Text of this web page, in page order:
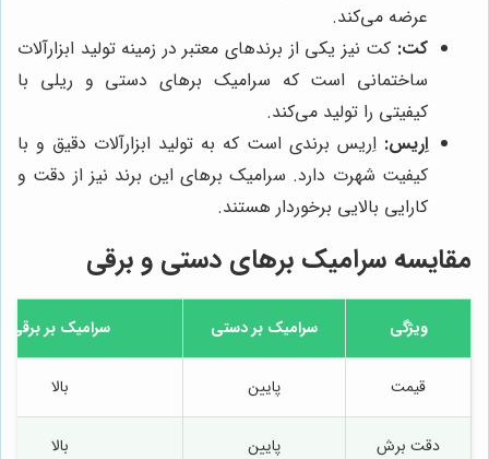
عرضه می‌کند.
کت: کت نیز یکی از برندهای معتبر در زمینه تولید ابزارآلات
ساختمانی است که سرامیک برهای دستی و ریلی با
کیفیتی را تولید می‌کند.
اِریس: اِریس برندی است که به تولید ابزارآلات دقیق و با
کیفیت شهرت دارد. سرامیک برهای این برند نیز از دقت و
کارایی بالایی برخوردار هستند.
مقایسه سرامیک برهای دستی و برقی
ویژگی سرامیک بر دستی سرامیک بر برقی
قیمت پایین بالا
دقت برش پایین بالا